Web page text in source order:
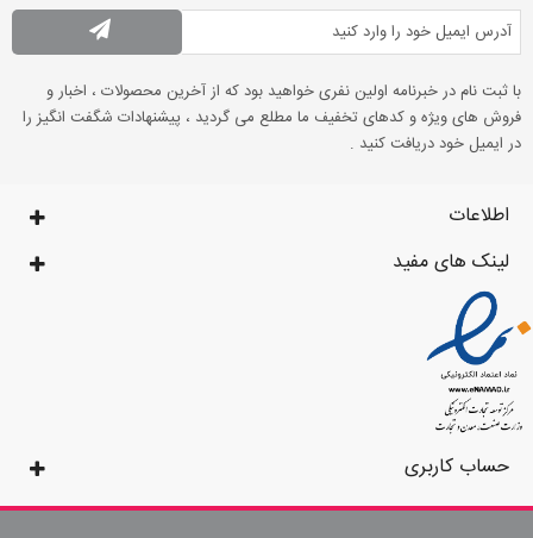
با ثبت نام در خبرنامه اولین نفری خواهید بود که از آخرین محصولات ، اخبار و
فروش های ویژه و کدهای تخفیف ما مطلع می گردید ، پیشنهادات شگفت انگیز را
در ایمیل خود دریافت کنید .
اطلاعات
لینک های مفید
حساب کاربری